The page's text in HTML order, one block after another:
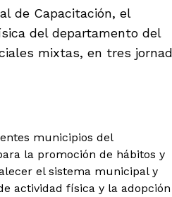
de Capacitación, el
del departamento del
mixtas, en tres
municipios del
la promoción de hábitos y
el sistema municipal y
actividad física y la adopción